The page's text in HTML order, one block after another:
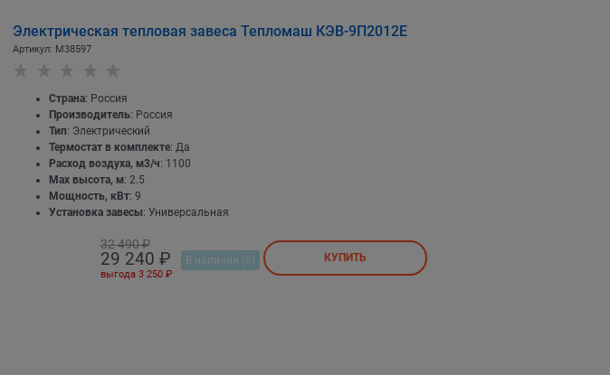
Электрическая тепловая завеса Тепломаш КЭВ-9П2012Е
Артикул: M38597
Страна: Россия
Производитель: Россия
Тип: Электрический
Термостат в комплекте: Да
Расход воздуха, м3/ч: 1100
Max высота, м: 2.5
Мощность, кВт: 9
Установка завесы: Универсальная
32 490 ₽
29 240 ₽
выгода 3 250 ₽
В наличии (6) КУПИТЬ